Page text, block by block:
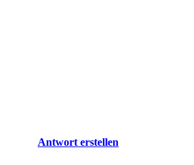
Antwort erstellen